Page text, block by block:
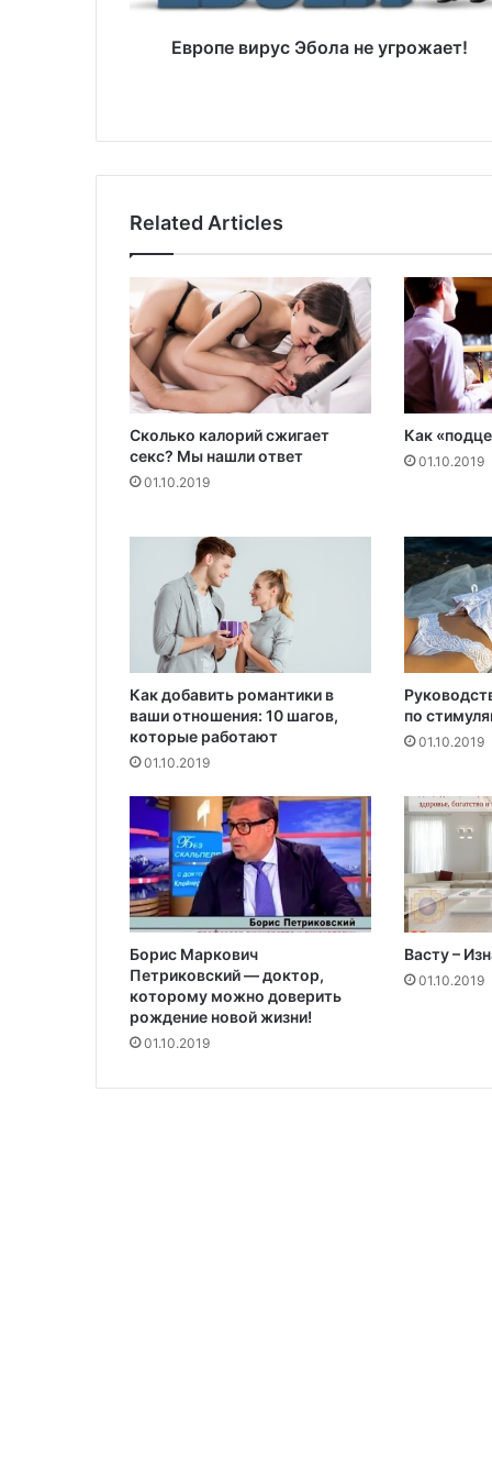
о
е
у
г
о
ж
е
т
!
Европе вирус Эбола не угрожает!
Related Articles
Сколько калорий сжигает
секс? Мы нашли ответ
01.10.2019
Как
01.10.2019
Как добавить романтики в
ваши отношения: 10 шагов,
которые работают
01.10.2019
по
01.10.2019
Борис Маркович
Петриковский — доктор,
которому можно доверить
рождение новой жизни!
01.10.2019
Васту –
01.10.2019